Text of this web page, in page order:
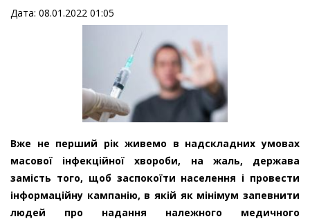
Дата: 08.01.2022 01:05
Вже не перший рік живемо в надскладних умовах
масової інфекційної хвороби, на жаль, держава
замість того, щоб заспокоїти населення і провести
інформаційну кампанію, в якій як мінімум запевнити
людей про надання належного медичного